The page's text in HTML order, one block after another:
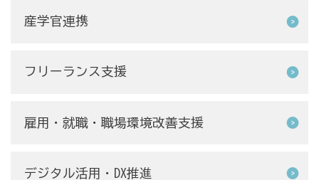
産学官連携
フリーランス支援
雇用・就職・職場環境改善支援
デジタル活用・DX推進